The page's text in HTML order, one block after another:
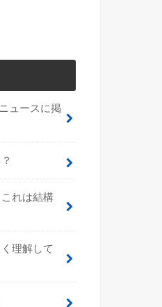
ュースに掲
れは結構
理解して